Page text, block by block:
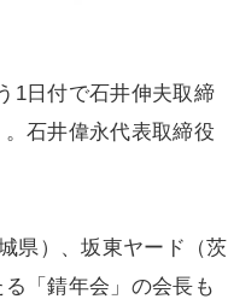
1日付で石井伸夫取締
石井偉永代表取締役
県）、坂東ヤード（茨
「錆年会」の会長も